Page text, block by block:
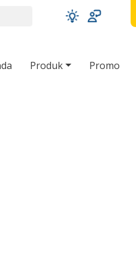
Produk Promo